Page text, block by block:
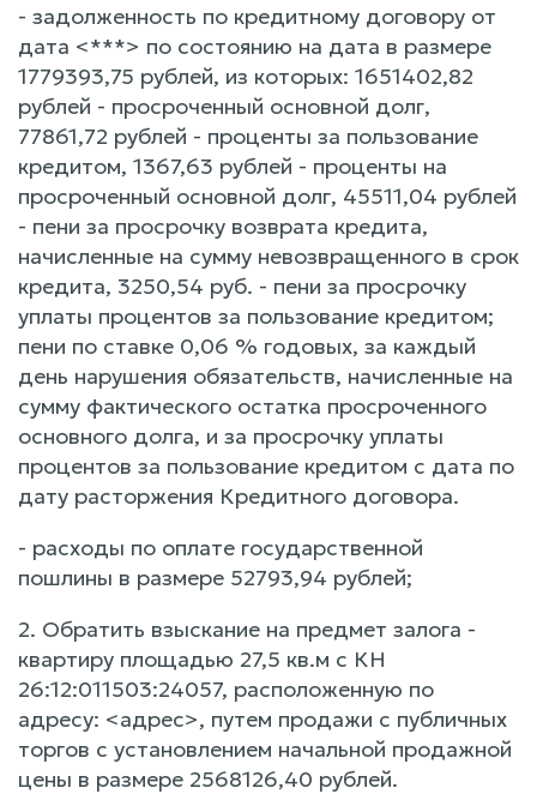
- задолженность по кредитному договору от
дата <***> по состоянию на дата в размере
1779393,75 рублей, из которых: 1651402,82
рублей - просроченный основной долг,
77861,72 рублей - проценты за пользование
кредитом, 1367,63 рублей - проценты на
просроченный основной долг, 45511,04 рублей
- пени за просрочку возврата кредита,
начисленные на сумму невозвращенного в срок
кредита, 3250,54 руб. - пени за просрочку
уплаты процентов за пользование кредитом;
пени по ставке 0,06 % годовых, за каждый
день нарушения обязательств, начисленные на
сумму фактического остатка просроченного
основного долга, и за просрочку уплаты
процентов за пользование кредитом с дата по
дату расторжения Кредитного договора.
- расходы по оплате государственной
пошлины в размере 52793,94 рублей;
2. Обратить взыскание на предмет залога -
квартиру площадью 27,5 кв.м с КН
26:12:011503:24057, расположенную по
адресу: <адрес>, путем продажи с публичных
торгов с установлением начальной продажной
цены в размере 2568126,40 рублей.